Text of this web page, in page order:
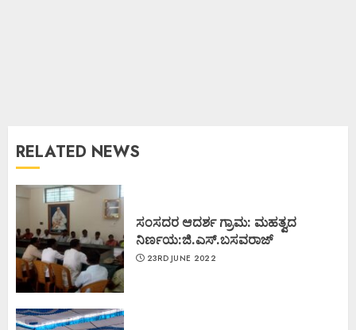
RELATED NEWS
ಸಂಸದರ ಆದರ್ಶ ಗ್ರಾಮ: ಮಹತ್ವದ
ನಿರ್ಣಯ:ಜಿ.ಎಸ್.ಬಸವರಾಜ್
23RD JUNE 2022